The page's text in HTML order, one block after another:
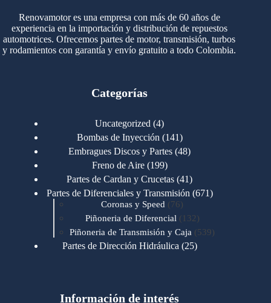
Renovamotor es una empresa con más de 60 años de
experiencia en la importación y distribución de repuestos
automotrices. Ofrecemos partes de motor, transmisión, turbos
y rodamientos con garantía y envío gratuito a todo Colombia.
Categorías
Uncategorized 44
productos
Bombas de Inyección 141141
productos
Embragues Discos y Partes 4848
Freno de Aire 199199
productos
Partes de Cardan y Crucetas 4141
productos
Partes de Diferenciales y Transmisión 671671
Coronas y Speed 7676
productos
Piñoneria de Diferencial 132 132
productos
Piñoneria de Transmisión y Caja 539539
Partes de Dirección Hidráulica 2525
Motores Cummins 723
Información de interés